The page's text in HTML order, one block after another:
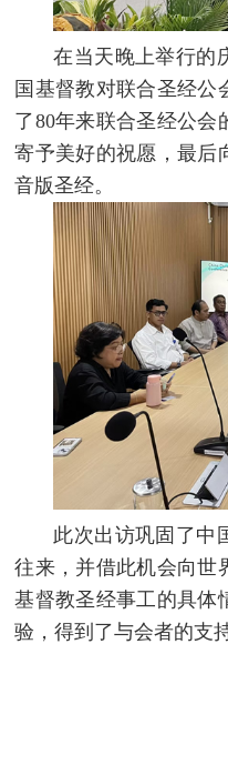
在当天晚上举行的
国基督教对联合圣经公
了80年来联合圣经公会
寄予美好的祝愿，最后
音版圣经。
此次出访巩固了中
往来，并借此机会向世
基督教圣经事工的具体
验，得到了与会者的支